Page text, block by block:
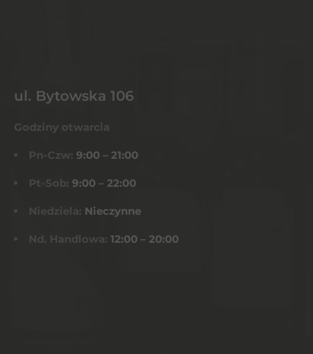
ul. Bytowska 106
Godziny otwarcia
Pn-Czw: 9:00 – 21:00
Pt-Sob: 9:00 – 22:00
Niedziela: Nieczynne
Nd. Handlowa: 12:00 – 20:00